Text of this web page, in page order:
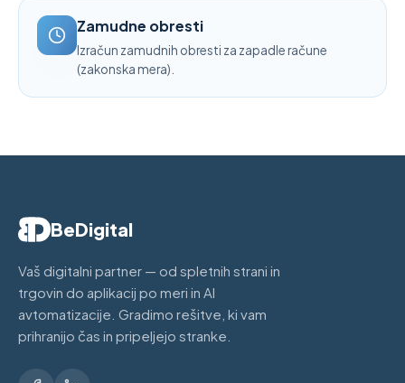
Zamudne obresti
Izračun zamudnih obresti za zapadle račune
(zakonska mera).
BeDigital
Vaš digitalni partner — od spletnih strani in
trgovin do aplikacij po meri in AI
avtomatizacije. Gradimo rešitve, ki vam
prihranijo čas in pripeljejo stranke.